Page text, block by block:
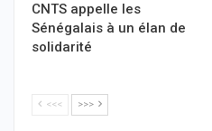
CNTS appelle les
Sénégalais à un élan de
solidarité
<<< >>>